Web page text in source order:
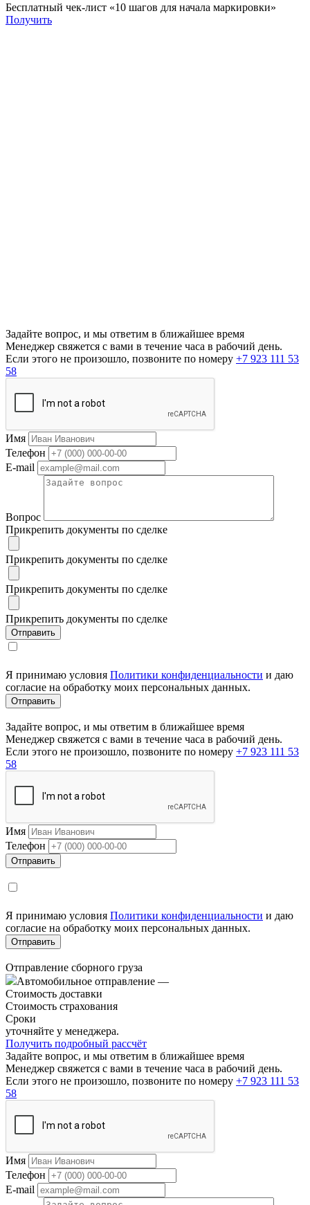
Бесплатный чек-лист «10 шагов для начала маркировки»
Получить
Задайте вопрос, и мы ответим в ближайшее время
Менеджер свяжется с вами в течение часа в рабочий день.
Если этого не произошло, позвоните по номеру +7 923 111 53
58
Имя
Телефон
E-mail
Вопрос
Прикрепить документы по сделке
Прикрепить документы по сделке
Прикрепить документы по сделке
Прикрепить документы по сделке
Я принимаю условия Политики конфиденциальности и даю
согласие на обработку моих персональных данных.
Задайте вопрос, и мы ответим в ближайшее время
Менеджер свяжется с вами в течение часа в рабочий день.
Если этого не произошло, позвоните по номеру +7 923 111 53
58
Имя
Телефон
Я принимаю условия Политики конфиденциальности и даю
согласие на обработку моих персональных данных.
Отправление сборного груза
Автомобильное отправление —
Стоимость доставки
Стоимость страхования
Сроки
уточняйте у менеджера.
Получить подробный рассчёт
Задайте вопрос, и мы ответим в ближайшее время
Менеджер свяжется с вами в течение часа в рабочий день.
Если этого не произошло, позвоните по номеру +7 923 111 53
58
Имя
Телефон
E-mail